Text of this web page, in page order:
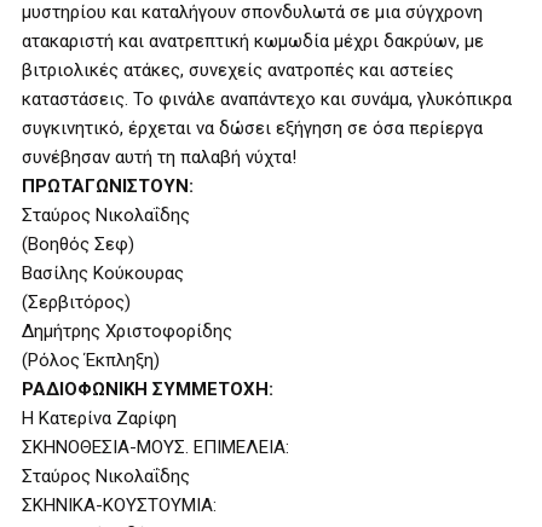
μυστηρίου και καταλήγουν σπονδυλωτά σε μια σύγχρονη
ατακαριστή και ανατρεπτική κωμωδία μέχρι δακρύων, με
βιτριολικές ατάκες, συνεχείς ανατροπές και αστείες
καταστάσεις. Το φινάλε αναπάντεχο και συνάμα, γλυκόπικρα
συγκινητικό, έρχεται να δώσει εξήγηση σε όσα περίεργα
συνέβησαν αυτή τη παλαβή νύχτα!
ΠΡΩΤΑΓΩΝΙΣΤΟΥΝ:
Σταύρος Νικολαΐδης
(Βοηθός Σεφ)
Βασίλης Κούκουρας
(Σερβιτόρος)
Δημήτρης Χριστοφορίδης
(Ρόλος Έκπληξη)
ΡΑΔΙΟΦΩΝΙΚΗ ΣΥΜΜΕΤΟΧΗ:
Η Κατερίνα Ζαρίφη
ΣΚΗΝΟΘΕΣΙΑ-ΜΟΥΣ. ΕΠΙΜΕΛΕΙΑ:
Σταύρος Νικολαΐδης
ΣΚΗΝΙΚΑ-ΚΟΥΣΤΟΥΜΙΑ: